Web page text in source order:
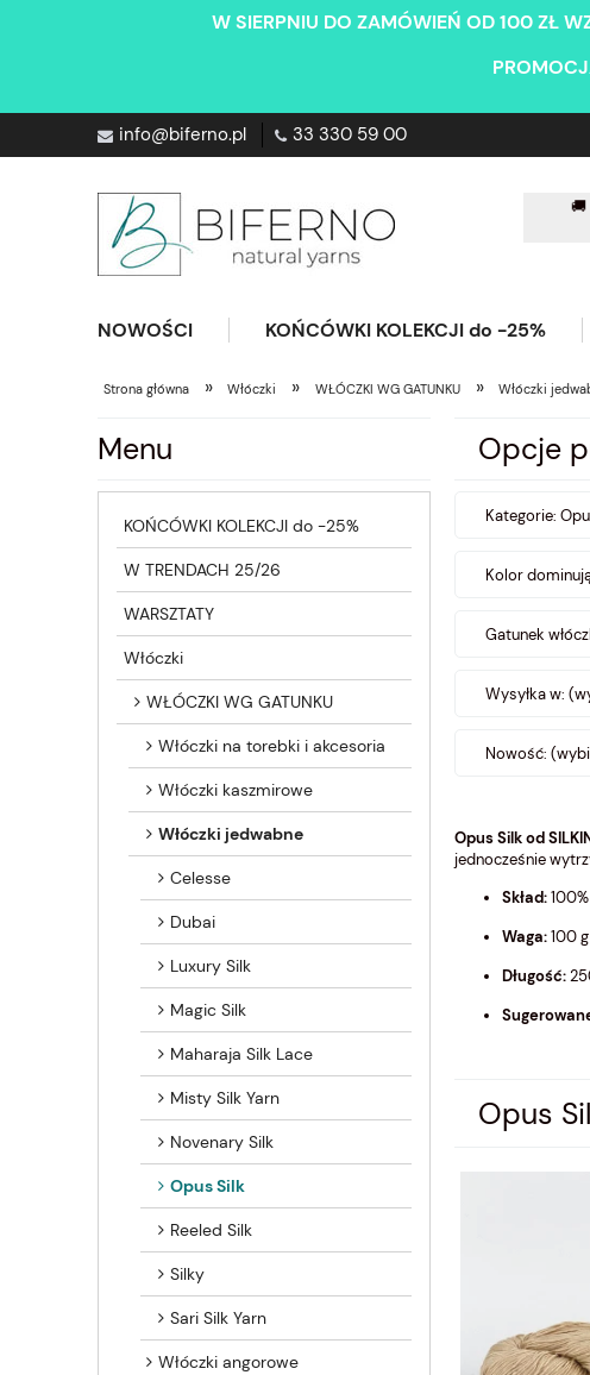
W SIERPNIU DO ZAMÓWIEŃ OD 100 ZŁ
info@biferno.pl 33 330 59 00
🚚
NOWOŚCI KOŃCÓWKI KOLEKCJI do -25%
Strona główna » Włóczki » WŁÓCZKI WG GATUNKU » Włóczki
Menu
KOŃCÓWKI KOLEKCJI do -25%
W TRENDACH 25/26
WARSZTATY
Włóczki
WŁÓCZKI WG GATUNKU
Włóczki na torebki i akcesoria
Włóczki kaszmirowe
Włóczki jedwabne
Celesse
Dubai
Luxury Silk
Magic Silk
Maharaja Silk Lace
Misty Silk Yarn
Novenary Silk
Opus Silk
Reeled Silk
Silky
Sari Silk Yarn
Włóczki angorowe
Opcje
Kategorie:
Kolor
Gatunek
Wysyłka w:
Nowość:
Opus Silk od
jednocześnie
Skład:
Waga:100 g
Długość:
Opus